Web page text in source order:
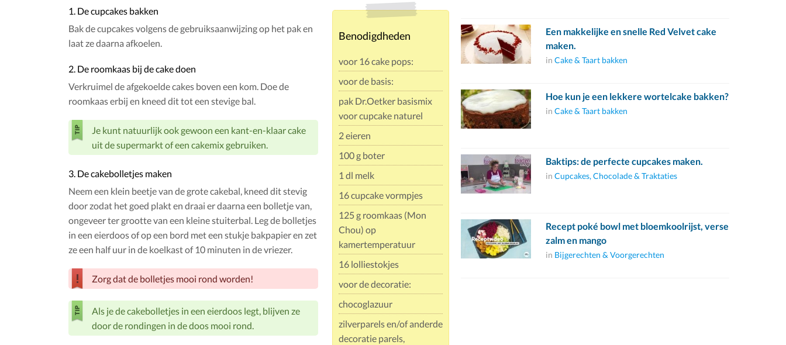
Benodigdheden
voor 16 cake pops:
voor de basis:
pak Dr.Oetker basismix
voor cupcake naturel
2 eieren
100 g boter
1 dl melk
16 cupcake vormpjes
125 g roomkaas (Mon
Chou) op
kamertemperatuur
16 lolliestokjes
voor de decoratie:
chocoglazuur
zilverparels en/of anderde
decoratie parels,
1. De cupcakes bakken
Bak de cupcakes volgens de gebruiksaanwijzing op het pak en
laat ze daarna afkoelen.
2. De roomkaas bij de cake doen
Verkruimel de afgekoelde cakes boven een kom. Doe de
roomkaas erbij en kneed dit tot een stevige bal.
Je kunt natuurlijk ook gewoon een kant-en-klaar cake
uit de supermarkt of een cakemix gebruiken.
3. De cakebolletjes maken
Neem een klein beetje van de grote cakebal, kneed dit stevig
door zodat het goed plakt en draai er daarna een bolletje van,
ongeveer ter grootte van een kleine stuiterbal. Leg de bolletjes
in een eierdoos of op een bord met een stukje bakpapier en zet
ze een half uur in de koelkast of 10 minuten in de vriezer.
Zorg dat de bolletjes mooi rond worden!
Als je de cakebolletjes in een eierdoos legt, blijven ze
door de rondingen in de doos mooi rond.
Een makkelijke en snelle Red Velvet cake
maken.
in Cake & Taart bakken
Hoe kun je een lekkere wortelcake bakken?
in Cake & Taart bakken
Baktips: de perfecte cupcakes maken.
in Cupcakes, Chocolade & Traktaties
Recept poké bowl met bloemkoolrijst, verse
zalm en mango
in Bijgerechten & Voorgerechten